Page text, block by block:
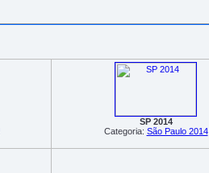
SP 2014
Categoria: São Paulo 2014